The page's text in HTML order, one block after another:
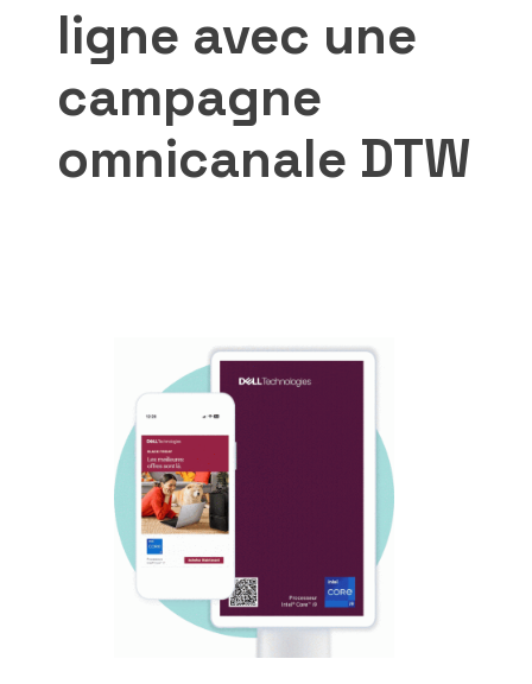
ligne avec une
campagne
omnicanale DTW